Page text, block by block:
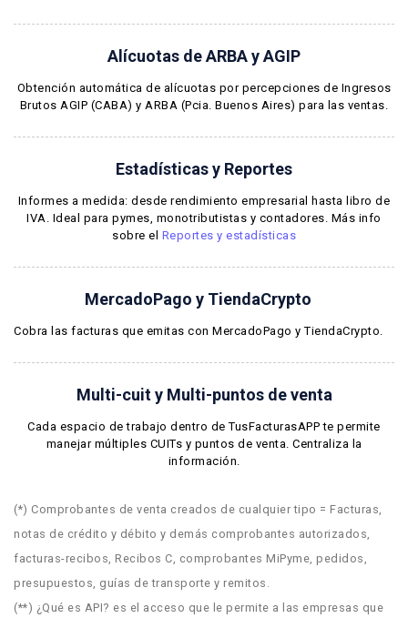
Alícuotas de ARBA y AGIP
Obtención automática de alícuotas por percepciones de Ingresos
Brutos AGIP (CABA) y ARBA (Pcia. Buenos Aires) para las ventas.
Estadísticas y Reportes
Informes a medida: desde rendimiento empresarial hasta libro de
IVA. Ideal para pymes, monotributistas y contadores. Más info
sobre el Reportes y estadísticas
MercadoPago y TiendaCrypto
Cobra las facturas que emitas con MercadoPago y TiendaCrypto.
Multi-cuit y Multi-puntos de venta
Cada espacio de trabajo dentro de TusFacturasAPP te permite
manejar múltiples CUITs y puntos de venta. Centraliza la
información.
(*) Comprobantes de venta creados de cualquier tipo = Facturas,
notas de crédito y débito y demás comprobantes autorizados,
facturas-recibos, Recibos C, comprobantes MiPyme, pedidos,
presupuestos, guías de transporte y remitos.
(**) ¿Qué es API? es el acceso que le permite a las empresas que